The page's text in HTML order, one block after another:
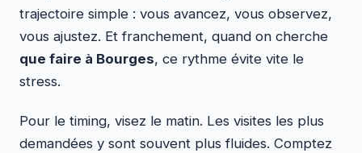
trajectoire simple : vous avancez, vous observez,
vous ajustez. Et franchement, quand on cherche
que faire à Bourges, ce rythme évite vite le
stress.
Pour le timing, visez le matin. Les visites les plus
demandées y sont souvent plus fluides. Comptez